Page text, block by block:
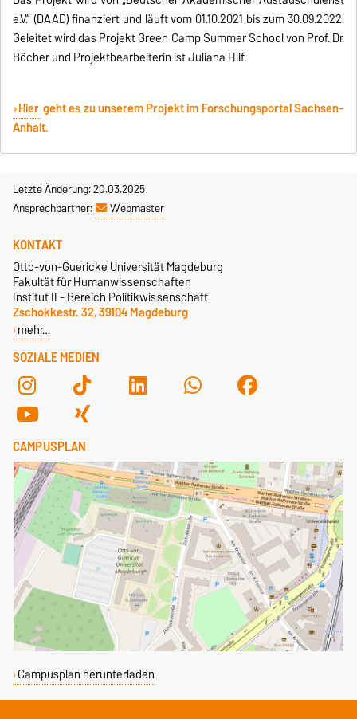
e.V.“ (DAAD) finanziert und läuft vom 01.10.2021 bis zum 30.09.2022.
Geleitet wird das Projekt Green Camp Summer School von Prof. Dr.
Böcher und Projektbearbeiterin ist Juliana Hilf.
Hier geht es zu unserem Projekt im Forschungsportal Sachsen-
Anhalt.
Letzte Änderung: 20.03.2025
Ansprechpartner:
Webmaster
SOZIALE MEDIEN
KONTAKT
Otto-von-Guericke Universität Magdeburg
Fakultät für Humanwissenschaften
Institut II - Bereich Politikwissenschaft
Zschokkestr. 32, 39104 Magdeburg
mehr…
CAMPUSPLAN
Campusplan herunterladen